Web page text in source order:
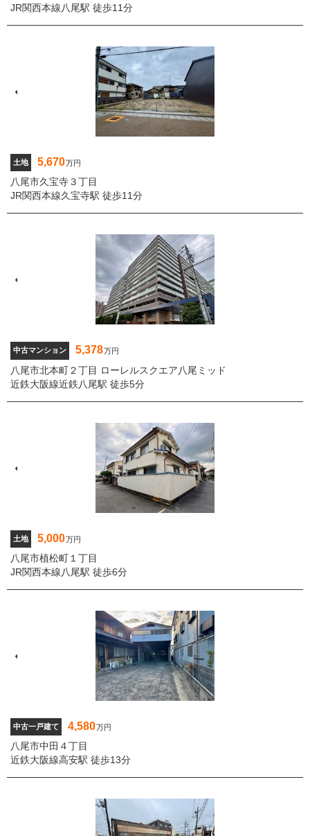
JR関西本線八尾駅 徒歩11分
土地 5,670万円
八尾市久宝寺３丁目
JR関西本線久宝寺駅 徒歩11分
中古マンション 5,378万円
八尾市北本町２丁目 ローレルスクエア八尾ミッド
近鉄大阪線近鉄八尾駅 徒歩5分
土地 5,000万円
八尾市植松町１丁目
JR関西本線八尾駅 徒歩6分
中古一戸建て 4,580万円
八尾市中田４丁目
近鉄大阪線高安駅 徒歩13分